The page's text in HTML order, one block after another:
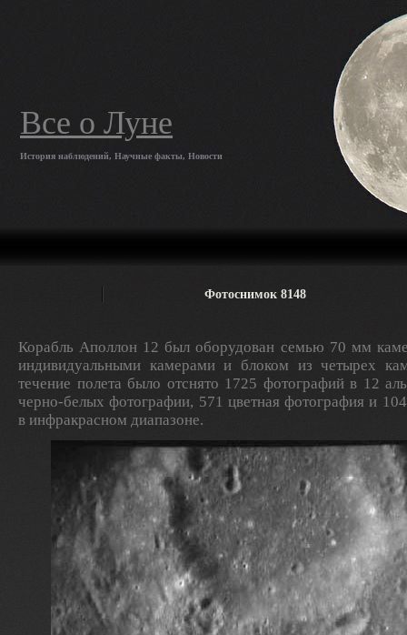
Все о Луне
История наблюдений, Научные факты, Новости
Фотоснимок 8148
Корабль Аполлон 12 был оборудован семью 70 мм
индивидуальными камерами и блоком из четырех
течение полета было отснято 1725 фотографий в 12
черно-белых фотографии, 571 цветная фотография и
в инфракрасном диапазоне.